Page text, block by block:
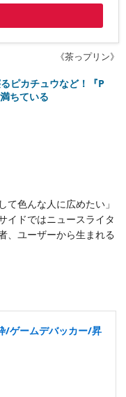
《茶っプリン》
ピカチュウなど！『P
ちている
て色んな人に広めたい」
イドではニュースライタ
、ユーザーから生まれる
/ゲームデバッカー/昇